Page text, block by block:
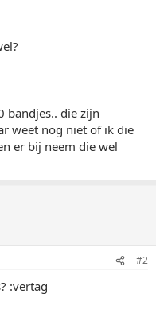
bandjes.. die zijn
weet nog niet of ik die
er bij neem die wel
#2
:vertag